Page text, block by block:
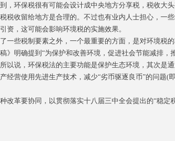
环保税很有可能会设计成中央地方分享税，税收大头
税收留给地方是合理的。不过也有业内人士担心，一
资，这可能会影响环境税的实施效果。
些税制要素之外，一个最重要的方面，是对环境税的
》明确提到“为保护和改善环境，促进社会节能减排，
以说，环保税法的主要功能是保护生态环境，其次是
经营使用先进生产技术，减少“劣币驱逐良币”的问题(
革要协同，以贯彻落实十八届三中全会提出的“稳定税